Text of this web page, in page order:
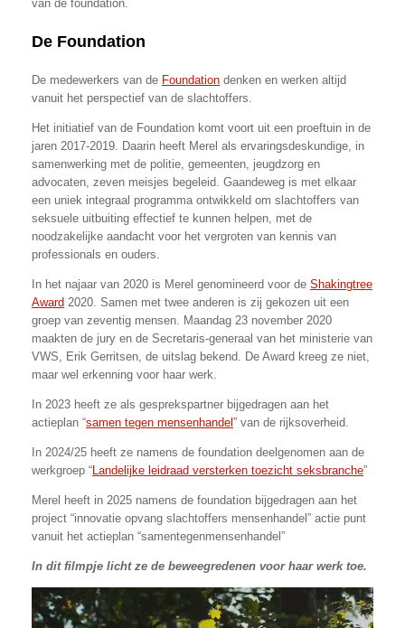
van de foundation.
De Foundation
De medewerkers van de Foundation denken en werken altijd
vanuit het perspectief van de slachtoffers.
Het initiatief van de Foundation komt voort uit een proeftuin in de
jaren 2017-2019. Daarin heeft Merel als ervaringsdeskundige, in
samenwerking met de politie, gemeenten, jeugdzorg en
advocaten, zeven meisjes begeleid. Gaandeweg is met elkaar
een uniek integraal programma ontwikkeld om slachtoffers van
seksuele uitbuiting effectief te kunnen helpen, met de
noodzakelijke aandacht voor het vergroten van kennis van
professionals en ouders.
In het najaar van 2020 is Merel genomineerd voor de Shakingtree
Award 2020. Samen met twee anderen is zij gekozen uit een
groep van zeventig mensen. Maandag 23 november 2020
maakten de jury en de Secretaris-generaal van het ministerie van
VWS, Erik Gerritsen, de uitslag bekend. De Award kreeg ze niet,
maar wel erkenning voor haar werk.
In 2023 heeft ze als gesprekspartner bijgedragen aan het
actieplan “samen tegen mensenhandel ” van de rijksoverheid.
In 2024/25 heeft ze namens de foundation deelgenomen aan de
werkgroep “ Landelijke leidraad versterken toezicht seksbranche”
Merel heeft in 2025 namens de foundation bijgedragen aan het
project “innovatie opvang slachtoffers mensenhandel” actie punt
vanuit het actieplan “samentegenmensenhandel”
In dit filmpje licht ze de beweegredenen voor haar werk toe.